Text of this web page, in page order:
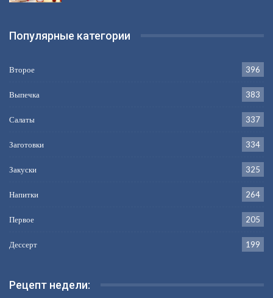
Популярные категории
Второе 396
Выпечка 383
Салаты 337
Заготовки 334
Закуски 325
Напитки 264
Первое 205
Дессерт 199
Рецепт недели: